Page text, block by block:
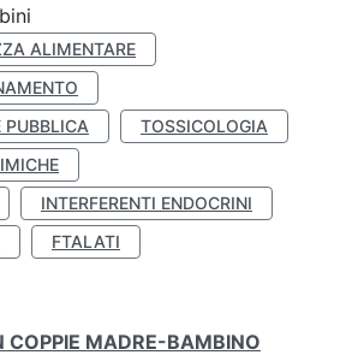
ALIMENTARE
PUBBLICA
TOSSICOLOGIA
INTERFERENTI ENDOCRINI
FTALATI
COPPIE MADRE-BAMBINO